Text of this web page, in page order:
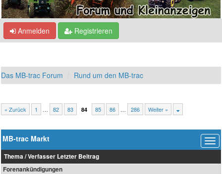
Anmelden Registrieren
Das MB-trac Forum Rund um den MB-trac
« Zurück 1 … 82 83 84 85 86 … 286 Weiter »
MB-trac Markt
Thema /Verfasser Letzter Beitrag
Forenankündigungen